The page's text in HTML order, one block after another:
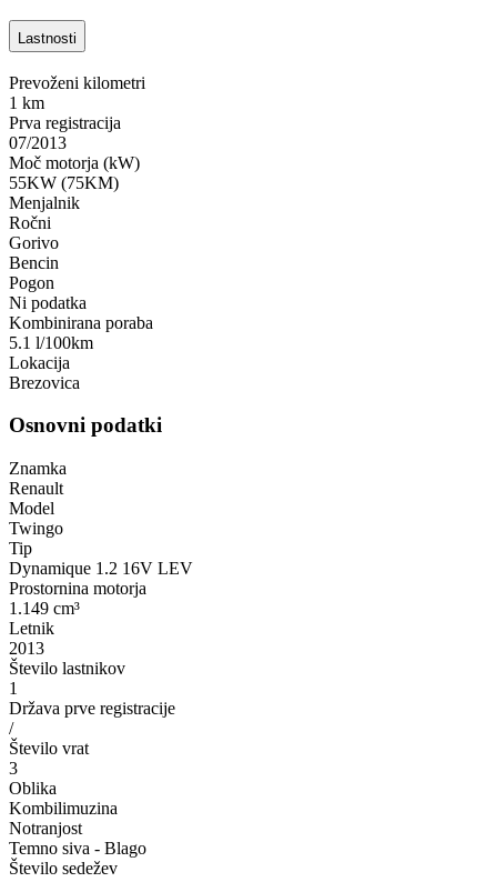
Lastnosti
Prevoženi kilometri
1 km
Prva registracija
07/2013
Moč motorja (kW)
55KW (75KM)
Menjalnik
Ročni
Gorivo
Bencin
Pogon
Ni podatka
Kombinirana poraba
5.1 l/100km
Lokacija
Brezovica
Osnovni podatki
Znamka
Renault
Model
Twingo
Tip
Dynamique 1.2 16V LEV
Prostornina motorja
1.149 cm³
Letnik
2013
Število lastnikov
1
Država prve registracije
/
Število vrat
3
Oblika
Kombilimuzina
Notranjost
Temno siva - Blago
Število sedežev